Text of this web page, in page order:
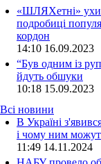
«ШЛЯХетні»
подробиці
кордон
14:10 16.09.2023
“Був одним із
йдуть обшуки
10:18 15.09.2023
Всі новини
В Україні
і чому ним
11:49 14.11.2024